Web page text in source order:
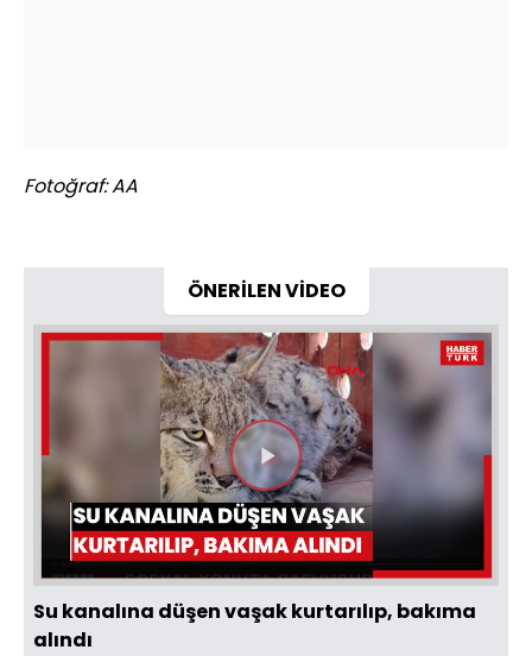
Fotoğraf: AA
ÖNERİLEN VİDEO
Videoyu
Oynat
Su kanalına düşen vaşak kurtarılıp, bakıma
alındı